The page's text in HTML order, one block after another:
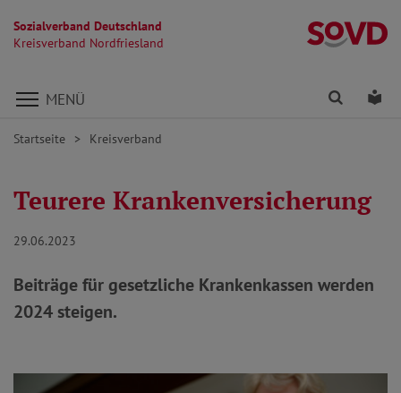
Sozialverband Deutschland
Kreisverband Nordfriesland
Direkt zu den Inhalten springen
MENÜ Finden
Startseite Kreisverband
Teurere Krankenversicherung
29.06.2023
Beiträge für gesetzliche Krankenkassen werden
2024 steigen.